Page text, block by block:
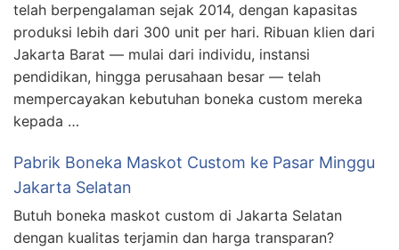
telah berpengalaman sejak 2014, dengan kapasitas
produksi lebih dari 300 unit per hari. Ribuan klien dari
Jakarta Barat — mulai dari individu, instansi
pendidikan, hingga perusahaan besar — telah
mempercayakan kebutuhan boneka custom mereka
kepada …
Pabrik Boneka Maskot Custom ke Pasar Minggu
Jakarta Selatan
Butuh boneka maskot custom di Jakarta Selatan
dengan kualitas terjamin dan harga transparan?